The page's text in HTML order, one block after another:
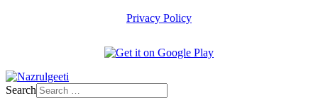
Privacy Policy
Search